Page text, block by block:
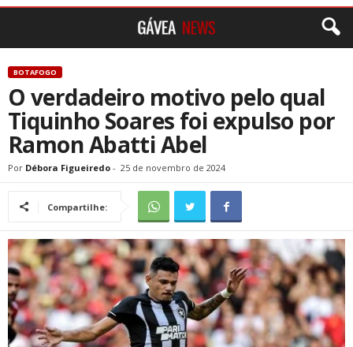
BOTAFOGO
O verdadeiro motivo pelo qual
Tiquinho Soares foi expulso por
Ramon Abatti Abel
Por Débora Figueiredo - 25 de novembro de 2024
Compartilhe: